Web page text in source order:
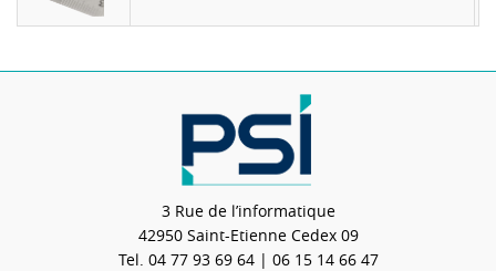
3 Rue de l’informatique
42950 Saint-Etienne Cedex 09
Tel. 04 77 93 69 64| 06 15 14 66 47